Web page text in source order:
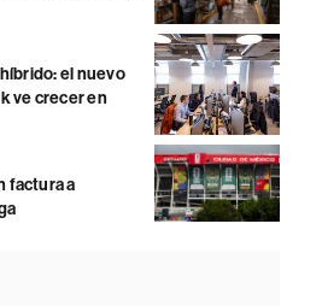
el nuevo
ve crecer en
factura a